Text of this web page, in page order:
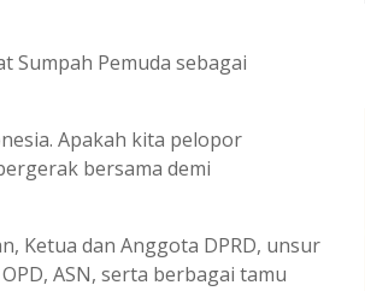
Sumpah Pemuda sebagai
Apakah kita pelopor
bersama demi
Ketua dan Anggota DPRD, unsur
ASN, serta berbagai tamu